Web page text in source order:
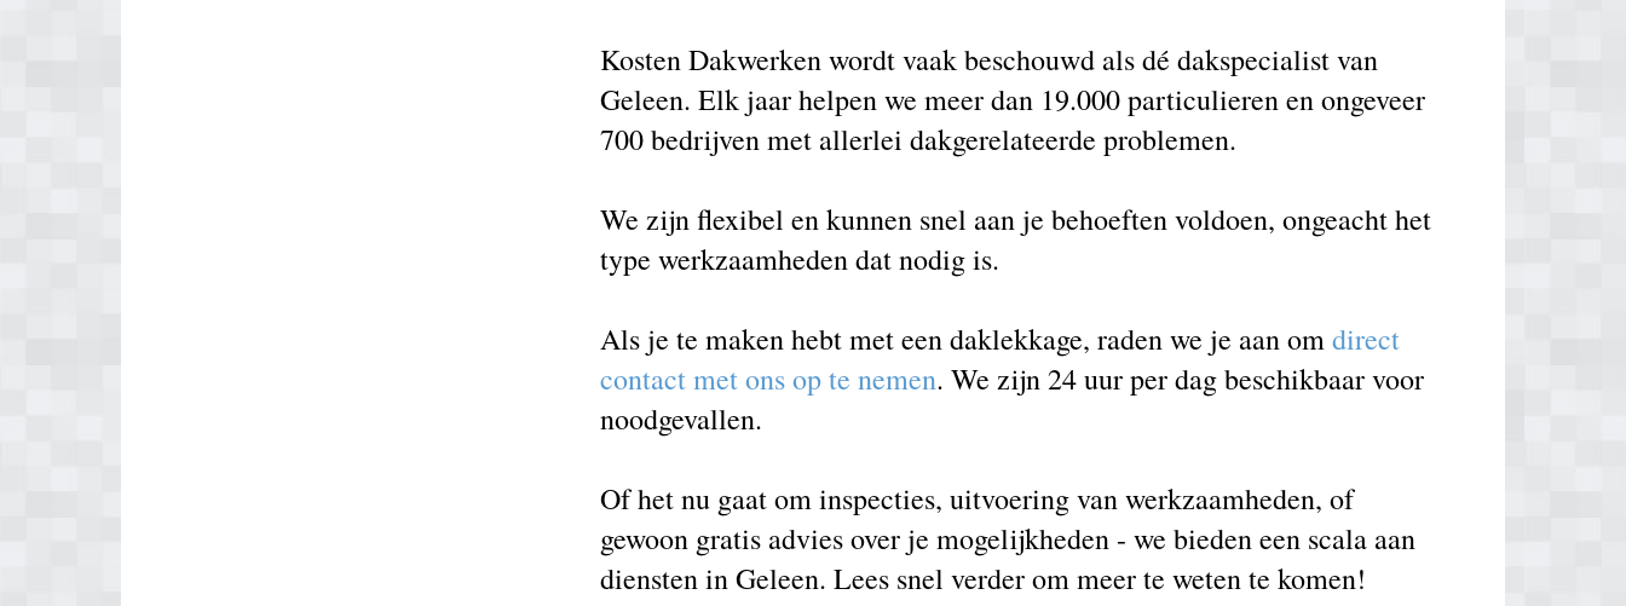
Kosten Dakwerken wordt vaak beschouwd als dé dakspecialist van
Geleen. Elk jaar helpen we meer dan 19.000 particulieren en ongeveer
700 bedrijven met allerlei dakgerelateerde problemen.
We zijn flexibel en kunnen snel aan je behoeften voldoen, ongeacht het
type werkzaamheden dat nodig is.
Als je te maken hebt met een daklekkage, raden we je aan omdirect
contact met ons op te nemen. We zijn 24 uur per dag beschikbaar voor
noodgevallen.
Of het nu gaat om inspecties, uitvoering van werkzaamheden, of
gewoon gratis advies over je mogelijkheden - we bieden een scala aan
diensten in Geleen. Lees snel verder om meer te weten te komen!